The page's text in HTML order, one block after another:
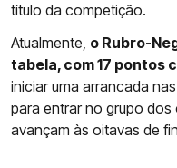
título da competição.
Atualmente, o Rubro-
tabela, com 17 pontos
iniciar uma arrancada
para entrar no grupo
avançam às oitavas de